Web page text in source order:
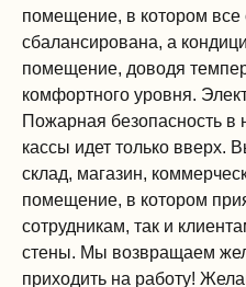
помещение, в котором все
сбалансирована, а
помещение, доводя
комфортного уровня.
Пожарная безопасность
кассы идет только вверх.
склад, магазин,
помещение, в котором
сотрудникам, так и
стены. Мы возвращаем
приходить на работу!